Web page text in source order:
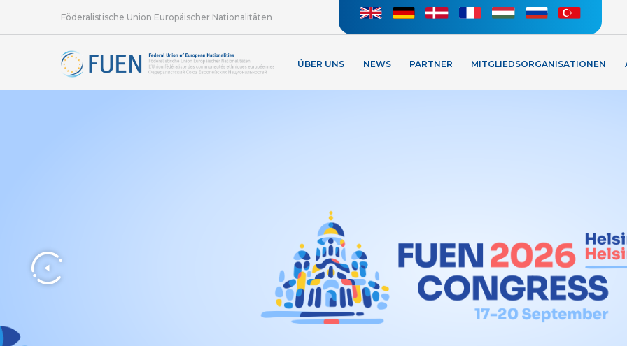
Föderalistische Union Europäischer Nationalitäten
ÜBER UNS NEWS PARTNER MITGLIEDSORGANISATIONEN